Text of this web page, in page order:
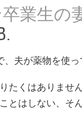
業生の
夫が薬物を使
たくはありませ
とはしない、そ